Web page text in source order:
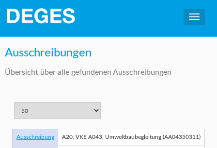
Ausschreibungen
Übersicht über alle gefundenen Ausschreibungen
Ausschreibung A20, VKE A043, Umweltbaubegleitung (AA04350311)